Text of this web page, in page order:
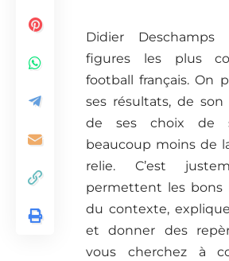
Didier
figures les plus
football français. On
ses résultats, de
de ses choix de
beaucoup moins de
relie. C’est
permettent les bons
du contexte,
et donner des
vous cherchez à